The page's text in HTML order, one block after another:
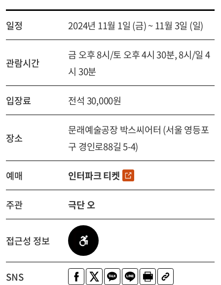
일정 2024년 11월 1일 (금) ~ 11월 3일 (일)
관람시간
금 오후 8시/토 오후 4시 30분, 8시/일 4
시 30분
입장료 전석 30,000원
장소
문래예술공장 박스씨어터 (서울 영등포
구 경인로88길 5-4)
예매 인터파크 티켓
주관 극단 오
접근성 정보
SNS